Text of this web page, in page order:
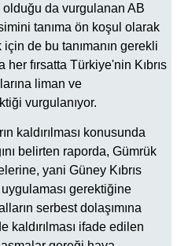
da vurgulanan AB
tanıma ön koşul olarak
de bu tanımanın gerekli
fırsatta Türkiye'nin Kıbrıs
liman ve
vurgulanıyor.
kaldırılması konusunda
belirten raporda, Gümrük
yani Güney Kıbrıs
gerektiğine
serbest dolaşımına
kaldırılması ifade edilen